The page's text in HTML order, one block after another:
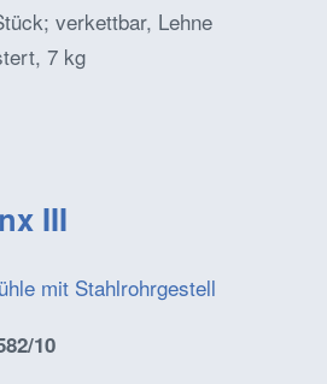
verkettbar, Lehne
7 kg
III
mit Stahlrohrgestell
10